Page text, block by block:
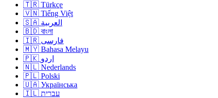
🇹🇷 Türkçe
🇻🇳 Tiếng Việt
🇸🇦 العربية
🇧🇩 বাংলা
🇮🇷 فارسی
🇲🇾 Bahasa Melayu
🇵🇰 اردو
🇳🇱 Nederlands
🇵🇱 Polski
🇺🇦 Українська
🇮🇱 עברית